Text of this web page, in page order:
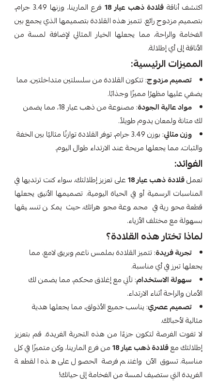
اكتشف أناقة قلادة ذهب عيار 18
فرع المارينا، وزنها 3.49 جرام،
بتصميم مزدوج رائع. تتميز هذه القلادة بتصميمها الذي يجمع بين
الفخامة والراحة، مما يجعلها الخيار المثالي لإضافة لمسة من
الأناقة إلى أي إطلالة.
المميزات الرئيسية:
تصميم مزدوج: تتكون القلادة من سلسلتين متداخلتين، مما
يضفي عليها مظهرًا مميزًا وجذابًا.
مواد عالية الجودة
: مصنوعة من ذهب عيار 18، مما يضمن
لك متانة ولمعان يدوم طويلاً.
وزن مثالي
: بوزن 3.49 جرام، توفر القلادة توازنًا مثاليًا بين الخفة
والثبات، مما يجعلها مريحة عند الارتداء طوال اليوم.
الفوائد:
تعملقلادة ذهب عيار 18
على تعزيز إطلالتك، سواء كنت ترتديها في
المناسبات الرسمية أو في الحياة اليومية. تصميمها الأنيق يجعلها
قطعة محورية في مجموعة مجوهراتك، حيث يمكن تنسيقها
بسهولة مع مختلف الأزياء.
لماذا تختار هذه القلادة؟
تجربة فريدة: تتميز القلادة بملمس ناعم وبريق لامع، مما
يجعلها تبرز في أي مناسبة.
سهولة الاستخدام: تأتي مع إغلاق محكم، مما يضمن لك
الأمان والراحة أثناء الارتداء.
تصميم عصري: يناسب جميع الأذواق، مما يجعلها هدية
مثالية لأحبائك.
لا تفوت الفرصة لتكون جزءًا من هذه التجربة الفريدة. قم بتعزيز
إطلالتك معقلادة ذهب عيار 18
من فرع المارينا، وكن متميزًا في كل
مناسبة. تسوق الآن واغتنم فرصة الحصول على هذه القطعة
الفريدة التي ستضيف لمسة من الفخامة إلى حياتك!